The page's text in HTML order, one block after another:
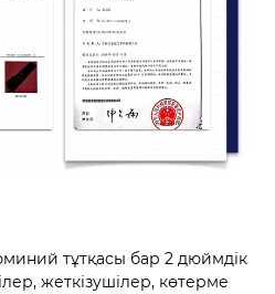
тұтқасы бар 2 дюймдік
жеткізушілер, көтерме